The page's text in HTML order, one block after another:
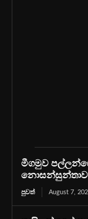
මීගමුව
පුවත් August 7,